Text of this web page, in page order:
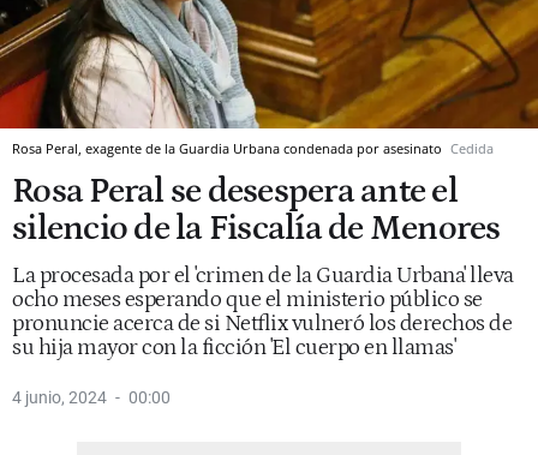
Rosa Peral, exagente de la Guardia Urbana condenada por asesinato Cedida
Rosa Peral se desespera ante el
silencio de la Fiscalía de Menores
La procesada por el 'crimen de la Guardia Urbana' lleva
ocho meses esperando que el ministerio público se
pronuncie acerca de si Netflix vulneró los derechos de
su hija mayor con la ficción 'El cuerpo en llamas'
4 junio, 2024 00:00